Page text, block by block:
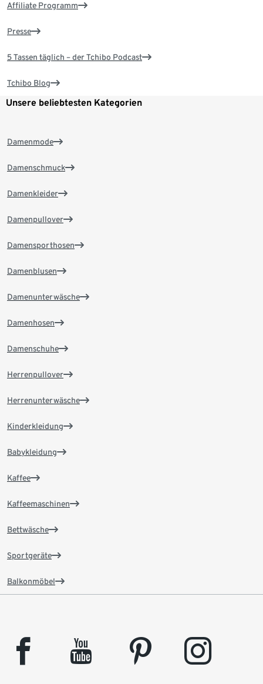
Affiliate Programm
Presse
5 Tassen täglich – der Tchibo Podcast
Tchibo Blog
Unsere beliebtesten Kategorien
Damenmode
Damenschmuck
Damenkleider
Damenpullover
Damensporthosen
Damenblusen
Damenunterwäsche
Damenhosen
Damenschuhe
Herrenpullover
Herrenunterwäsche
Kinderkleidung
Babykleidung
Kaffee
Kaffeemaschinen
Bettwäsche
Sportgeräte
Balkonmöbel
facebook youtube pinterest instagram